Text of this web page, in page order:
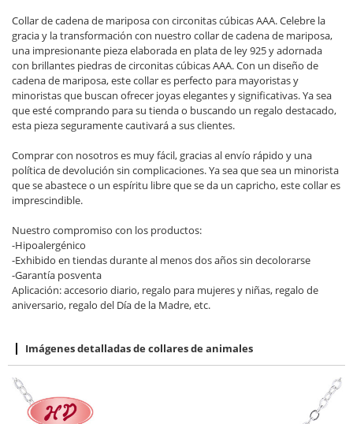
Collar de cadena de mariposa con circonitas cúbicas AAA. Celebre la
gracia y la transformación con nuestro collar de cadena de mariposa,
una impresionante pieza elaborada en plata de ley 925 y adornada
con brillantes piedras de circonitas cúbicas AAA. Con un diseño de
cadena de mariposa, este collar es perfecto para mayoristas y
minoristas que buscan ofrecer joyas elegantes y significativas. Ya sea
que esté comprando para su tienda o buscando un regalo destacado,
esta pieza seguramente cautivará a sus clientes.
Comprar con nosotros es muy fácil, gracias al envío rápido y una
política de devolución sin complicaciones. Ya sea que sea un minorista
que se abastece o un espíritu libre que se da un capricho, este collar es
imprescindible.
Nuestro compromiso con los productos:
-Hipoalergénico
-Exhibido en tiendas durante al menos dos años sin decolorarse
-Garantía posventa
Aplicación: accesorio diario, regalo para mujeres y niñas, regalo de
aniversario, regalo del Día de la Madre, etc.
Imágenes detalladas de collares de animales